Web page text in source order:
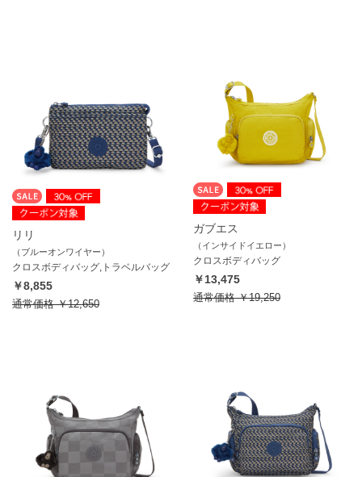
リリ
（ブルーオンワイヤー）
クロスボディバッグ,トラベルバッグ
￥8,855
通常価格￥12,650
ガブエス
（インサイドイエロー）
クロスボディバッグ
￥13,475
通常価格￥19,250